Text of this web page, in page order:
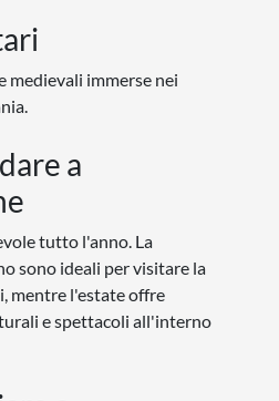
medievali immerse nei
a
tutto l'anno. La
sono ideali per visitare la
mentre l'estate offre
e spettacoli all'interno